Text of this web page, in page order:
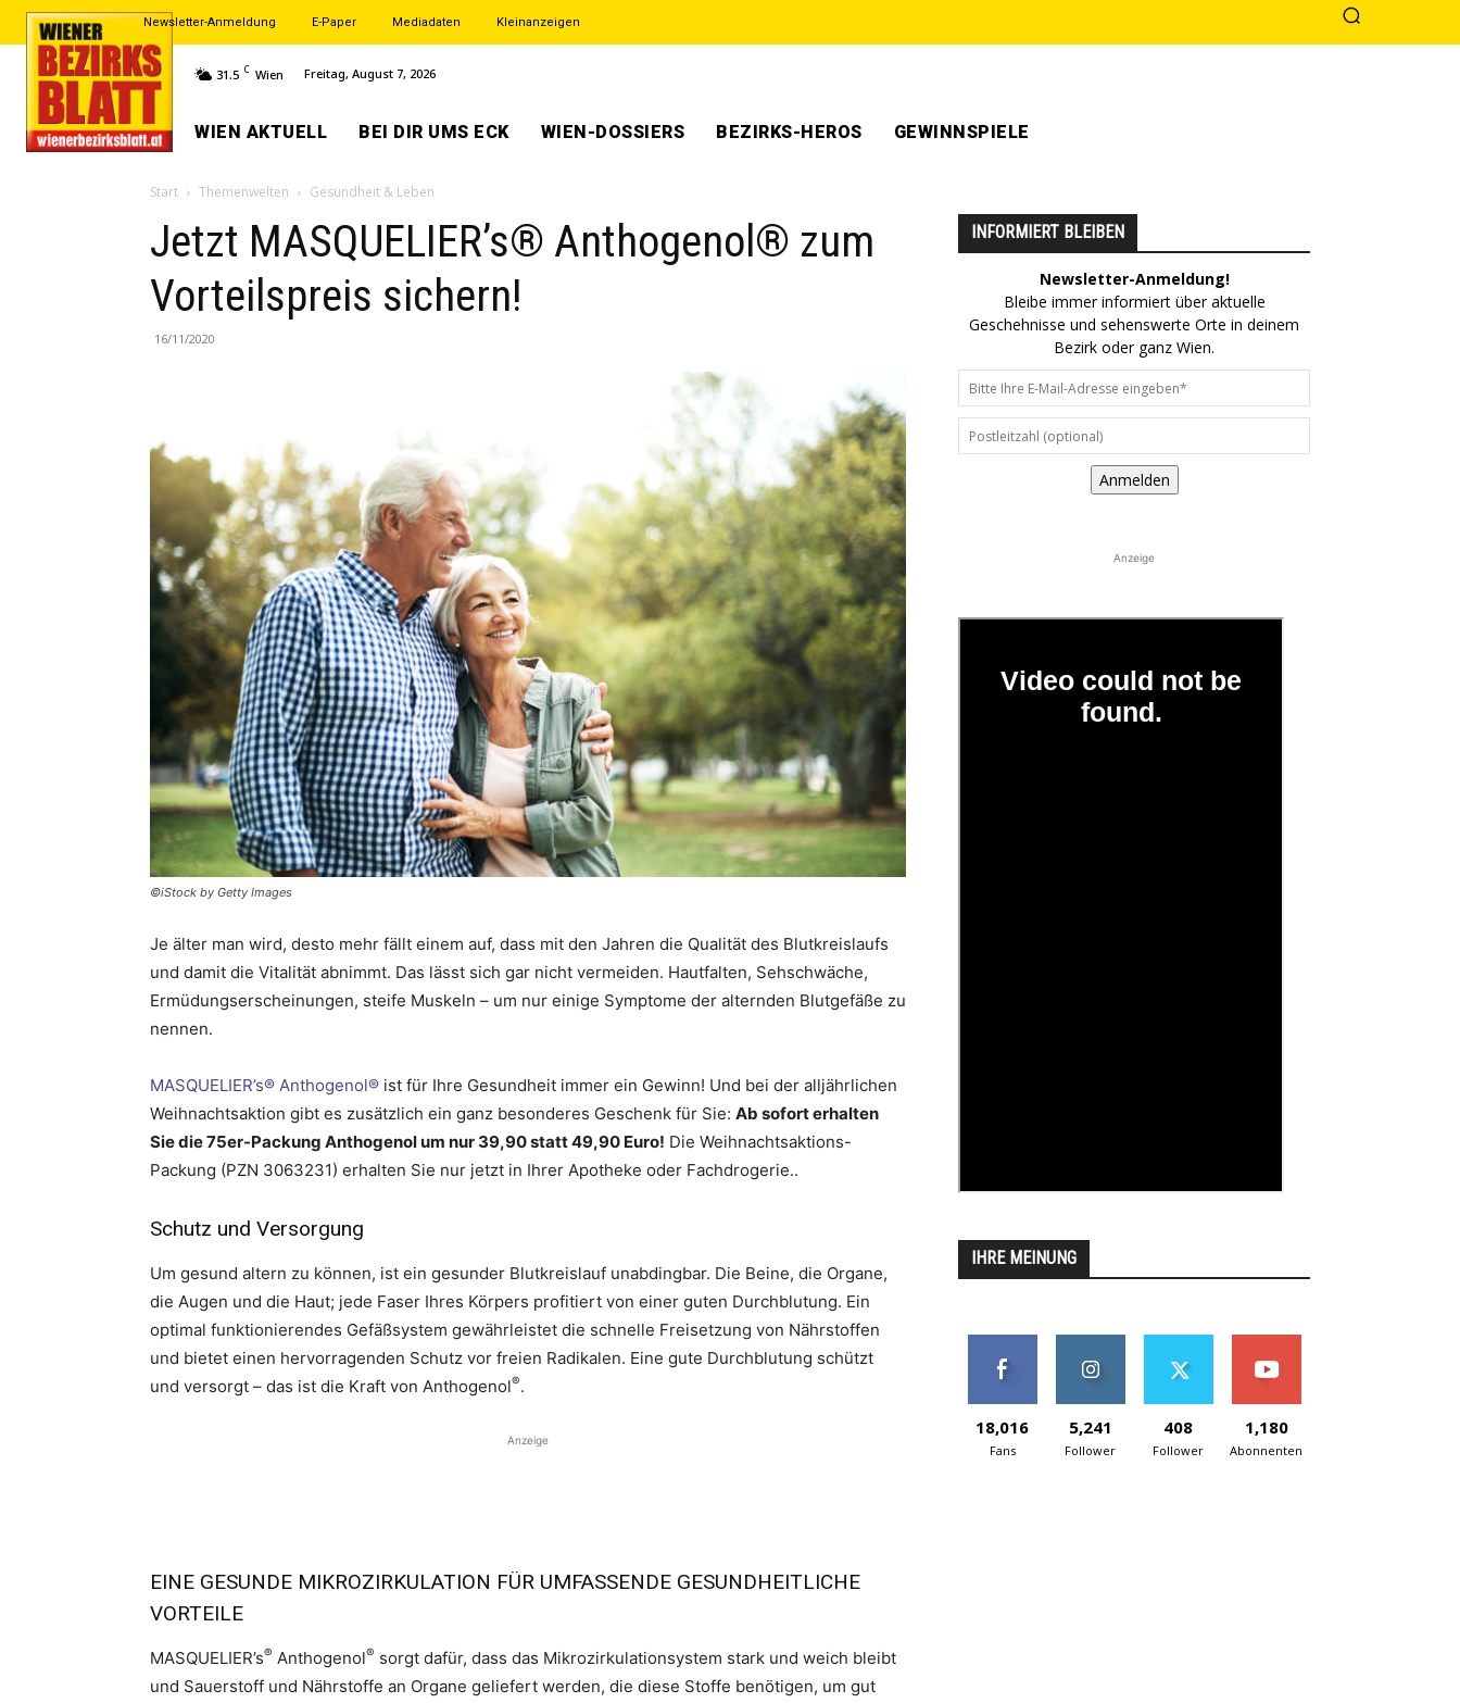
Newsletter-Anmeldung E-Paper Mediadaten Kleinanzeigen
31.5 C Wien Freitag, August 7, 2026
WIEN AKTUELL BEI DIR UMS ECK WIEN-DOSSIERS BEZIRKS-HEROS GEWINNSPIELE
Start Themenwelten Gesundheit & Leben
Jetzt MASQUELIER’s® Anthogenol® zum
Vorteilspreis sichern!
16/11/2020
©iStock by Getty Images
Je älter man wird, desto mehr fällt einem auf, dass mit den Jahren die Qualität des Blutkreislaufs
und damit die Vitalität abnimmt. Das lässt sich gar nicht vermeiden. Hautfalten, Sehschwäche,
Ermüdungserscheinungen, steife Muskeln – um nur einige Symptome der alternden Blutgefäße zu
nennen.
MASQUELIER’s® Anthogenol® ist für Ihre Gesundheit immer ein Gewinn! Und bei der alljährlichen
Weihnachtsaktion gibt es zusätzlich ein ganz besonderes Geschenk für Sie: Ab sofort erhalten
Sie die 75er-Packung Anthogenol um nur 39,90 statt 49,90 Euro! Die Weihnachtsaktions-
Packung (PZN 3063231) erhalten Sie nur jetzt in Ihrer Apotheke oder Fachdrogerie..
Schutz und Versorgung
Um gesund altern zu können, ist ein gesunder Blutkreislauf unabdingbar. Die Beine, die Organe,
die Augen und die Haut; jede Faser Ihres Körpers profitiert von einer guten Durchblutung. Ein
optimal funktionierendes Gefäßsystem gewährleistet die schnelle Freisetzung von Nährstoffen
und bietet einen hervorragenden Schutz vor freien Radikalen. Eine gute Durchblutung schützt
und versorgt – das ist die Kraft von Anthogenol®.
Anzeige
EINE GESUNDE MIKROZIRKULATION FÜR UMFASSENDE GESUNDHEITLICHE
VORTEILE
MASQUELIER’s® Anthogenol® sorgt dafür, dass das Mikrozirkulationsystem stark und weich bleibt
und Sauerstoff und Nährstoffe an Organe geliefert werden, die diese Stoffe benötigen, um gut
INFORMIERT BLEIBEN
Newsletter-Anmeldung!
Bleibe immer informiert über aktuelle
Geschehnisse und sehenswerte Orte in deinem
Bezirk oder ganz Wien.
Anmelden
Anzeige
IHRE MEINUNG
18,016
Fans
5,241
Follower
408
Follower
1,180
Abonnenten